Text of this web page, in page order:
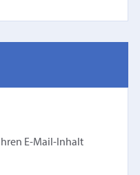
E-Mail-Inhalt